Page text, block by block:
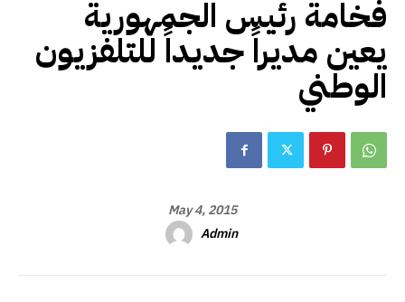
الأفريقي
فخامة رئيس الجمهورية
يعين مديراً جديداً للتلفزيون
الوطني
May 4, 2015
Admin